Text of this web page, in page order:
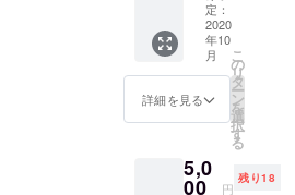
ふれあ
い【餌
やり
券】◆
※一枚で
お一人
サ代の
セット
１本＆
お礼の
メッ
セージ
※チケッ
ト有効
期限:２
年１０
年４月
迄利用
定：
2020
年10
月
詳細を見る
こ
の
リ
タ
ー
ン
を
選
択
す
る
5,0
00 円
残り18